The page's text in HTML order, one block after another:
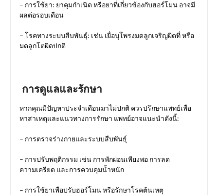
– การใช้ยา: ยาคุมกำเนิด หรือยาที่เกี่ยวข้องกับฮอร์โมน อาจมี
ผลต่อรอบเดือน
– โรคทางระบบสืบพันธุ์: เช่น เยื่อบุโพรงมดลูกเจริญผิดที่ หรือ
มดลูกโตผิดปกติ
การดูแลและรักษา
หากคุณมีปัญหาประจำเดือนมาไม่ปกติ ควรปรึกษาแพทย์เพื่อ
หาสาเหตุและแนวทางการรักษา แพทย์อาจแนะนำดังนี้:
– การตรวจร่างกายและระบบสืบพันธุ์
– การปรับพฤติกรรม เช่น การพักผ่อนเพียงพอ การลด
ความเครียด และการควบคุมน้ำหนัก
– การใช้ยาเพื่อปรับฮอร์โมน หรือรักษาโรคต้นเหตุ